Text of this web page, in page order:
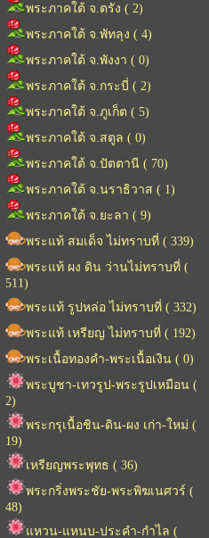
พระภาคใต้ จ.ตรัง ( 2)
พระภาคใต้ จ.พัทลุง ( 4)
พระภาคใต้ จ.พังงา ( 0)
พระภาคใต้ จ.กระบี่ ( 2)
พระภาคใต้ จ.ภูเก็ต ( 5)
พระภาคใต้ จ.สตูล ( 0)
พระภาคใต้ จ.ปัตตานี ( 70)
พระภาคใต้ จ.นราธิวาส ( 1)
พระภาคใต้ จ.ยะลา ( 9)
พระแท้ สมเด็จ ไม่ทราบที่ ( 339)
พระแท้ ผง ดิน ว่านไม่ทราบที่ (
511)
พระแท้ รูปหล่อ ไม่ทราบที่ ( 332)
พระแท้ เหรียญ ไม่ทราบที่ ( 192)
พระเนื้อทองคำ-พระเนื้อเงิน ( 0)
พระบูชา-เทวรูป-พระรูปเหมือน (
2)
พระกรุเนื้อชิน-ดิน-ผง เก่า-ใหม่ (
19)
เหรียญพระพุทธ ( 36)
พระกริ่งพระชัย-พระพิฆเนศวร์ (
48)
แหวน-แหนบ-ประคำ-กำไล (